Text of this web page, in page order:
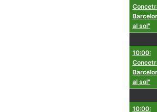
al sol"
10:00:
al sol"
10:00: